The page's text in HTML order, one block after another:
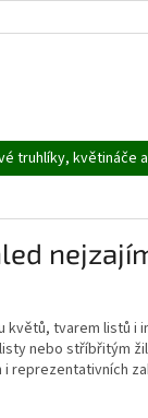
PRO UPLATNĚNÍ
truhlíky, květináče
květů, tvarem listů i
nebo stříbřitým
reprezentativních